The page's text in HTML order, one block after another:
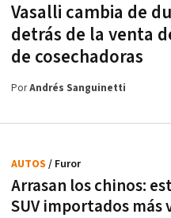
Vasalli cambia de
detrás de la venta
de cosechadoras
PorAndrés Sanguinetti
Arrasan los chinos:
SUV importados más
AUTOS / Furor